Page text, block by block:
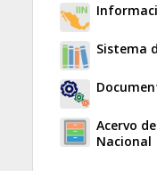
Sistema
Acervo
Nacional